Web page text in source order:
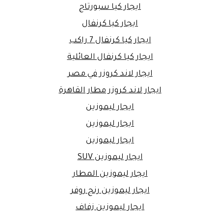
ايجار كيا سبورتاج
ايجار كيا كرنفال
ايجار كيا كرنفال 7 راكب
ايجار كيا كرنفال العائلية
ايجار لاند كروزر في مصر
ايجار لاند كروزر مطار القاهرة
ايجار ليموزين
ايجار ليموزين
ايجار ليموزين
ايجار ليموزين SUV
ايجار ليموزين المطار
ايجار ليموزين رنج روفر
ايجار ليموزين زفاف